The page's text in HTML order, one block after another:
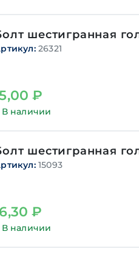
шестигранная
26321
₽
В наличии
шестигранная
15093
₽
В наличии